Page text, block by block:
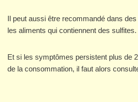
Il peut aussi être recommandé dans
les aliments qui contiennent des sulfites.
Et si les symptômes persistent plus de
de la consommation, il faut alors